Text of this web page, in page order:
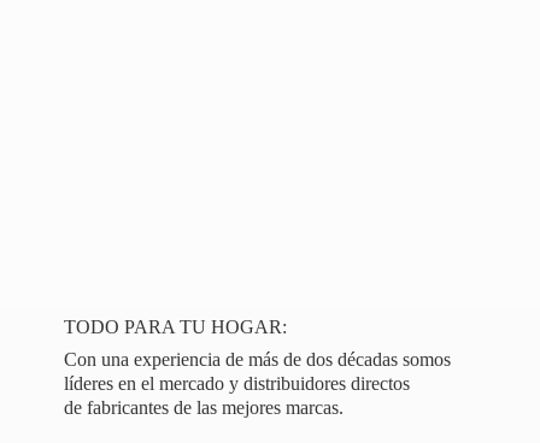
TODO PARA TU HOGAR:
Con una experiencia de más de dos décadas somos
líderes en el mercado y distribuidores directos
de fabricantes de las mejores marcas.